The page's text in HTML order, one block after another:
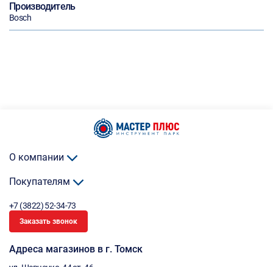
Производитель
Bosch
О компании
Покупателям
+7 (3822) 52-34-73
Заказать звонок
Адреса магазинов в г. Томск